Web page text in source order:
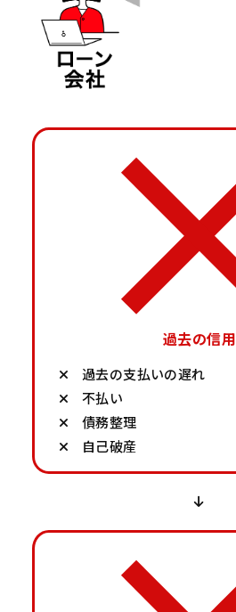
過去の信用
過去の支払いの遅れ
不払い
債務整理
自己破産